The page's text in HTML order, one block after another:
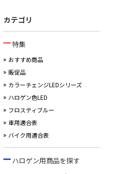
カテゴリ
特集
おすすめ商品
販促品
カラーチェンジLEDシリーズ
ハロゲン色LED
フロスティブルー
車用適合表
バイク用適合表
ハロゲン用商品を探す